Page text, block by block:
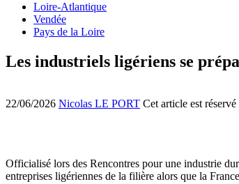
Loire-Atlantique
Vendée
Pays de la Loire
Les industriels ligériens se
22/06/2026 Nicolas LE PORT Cet article est
Officialisé lors des Rencontres pour une industrie
entreprises ligériennes de la filière alors que la